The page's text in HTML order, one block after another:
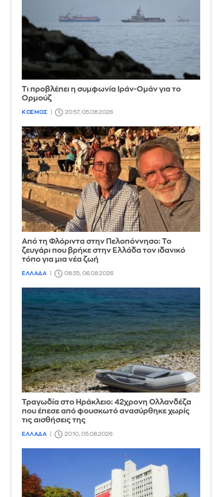
Τι προβλέπει η συμφωνία Ιράν-Ομάν για το
Ορμούζ
ΚΟΣΜΟΣ 20:57, 05.08.2026
Από τη Φλόριντα στην Πελοπόννησο: Το
ζευγάρι που βρήκε στην Ελλάδα τον ιδανικό
τόπο για μια νέα ζωή
ΕΛΛΑΔΑ 08:35, 06.08.2026
Τραγωδία στο Ηράκλειο: 42χρονη Ολλανδέζα
που έπεσε από φουσκωτό ανασύρθηκε χωρίς
τις αισθήσεις της
ΕΛΛΑΔΑ 20:10, 05.08.2026